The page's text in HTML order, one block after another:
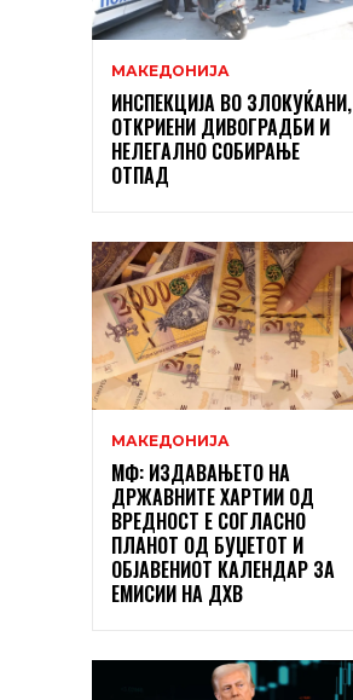
МАКЕДОНИЈА
ИНСПЕКЦИЈА ВО ЗЛОКУЌАНИ,
ОТКРИЕНИ ДИВОГРАДБИ И
НЕЛЕГАЛНО СОБИРАЊЕ
ОТПАД
МАКЕДОНИЈА
МФ: ИЗДАВАЊЕТО НА
ДРЖАВНИТЕ ХАРТИИ ОД
ВРЕДНОСТ Е СОГЛАСНО
ПЛАНОТ ОД БУЏЕТОТ И
ОБЈАВЕНИОТ КАЛЕНДАР ЗА
ЕМИСИИ НА ДХВ